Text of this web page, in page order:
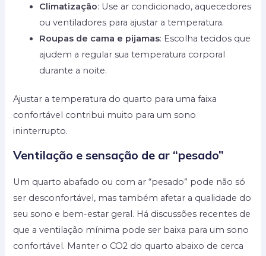
Climatização: Use ar condicionado, aquecedores
ou ventiladores para ajustar a temperatura.
Roupas de cama e pijamas: Escolha tecidos que
ajudem a regular sua temperatura corporal
durante a noite.
Ajustar a temperatura do quarto para uma faixa
confortável contribui muito para um sono
ininterrupto.
Ventilação e sensação de ar “pesado”
Um quarto abafado ou com ar “pesado” pode não só
ser desconfortável, mas também afetar a qualidade do
seu sono e bem-estar geral. Há discussões recentes de
que a ventilação mínima pode ser baixa para um sono
confortável. Manter o CO2 do quarto abaixo de cerca